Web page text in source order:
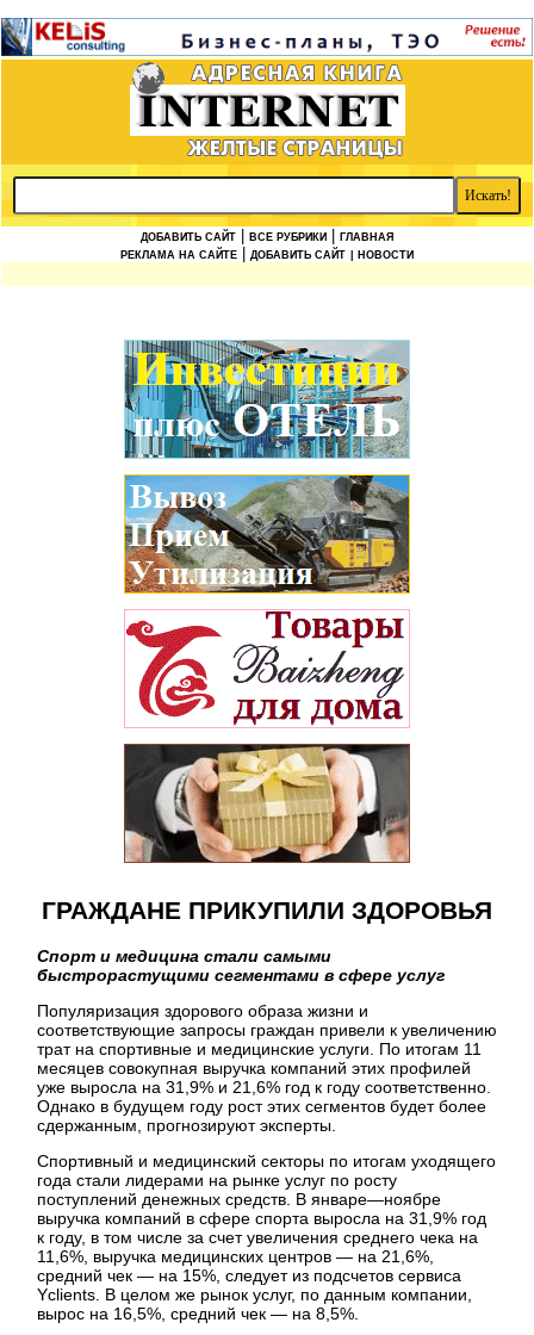
ДОБАВИТЬ САЙТ ВСЕ РУБРИКИ
ГЛАВНАЯ
РЕКЛАМА НА САЙТЕ
ДОБАВИТЬ САЙТ | НОВОСТИ
ГРАЖДАНЕ ПРИКУПИЛИ ЗДОРОВЬЯ
Спорт и медицина стали самыми
быстрорастущими сегментами в сфере услуг
Популяризация здорового образа жизни и
соответствующие запросы граждан привели к увеличению
трат на спортивные и медицинские услуги. По итогам 11
месяцев совокупная выручка компаний этих профилей
уже выросла на 31,9% и 21,6% год к году соответственно.
Однако в будущем году рост этих сегментов будет более
сдержанным, прогнозируют эксперты.
Спортивный и медицинский секторы по итогам уходящего
года стали лидерами на рынке услуг по росту
поступлений денежных средств. В январе—ноябре
выручка компаний в сфере спорта выросла на 31,9% год
к году, в том числе за счет увеличения среднего чека на
11,6%, выручка медицинских центров — на 21,6%,
средний чек — на 15%, следует из подсчетов сервиса
Yclients. В целом же рынок услуг, по данным компании,
вырос на 16,5%, средний чек — на 8,5%.